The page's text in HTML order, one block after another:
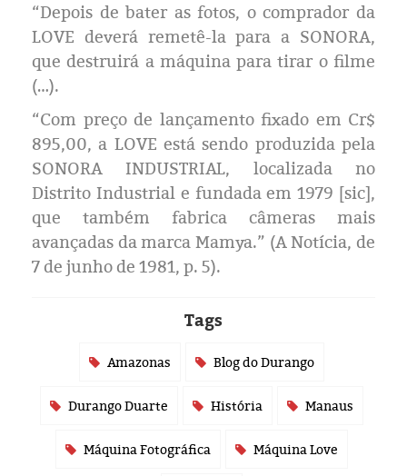
“Depois de bater as fotos, o comprador da
LOVE deverá remetê-la para a SONORA,
que destruirá a máquina para tirar o filme
(…).
“Com preço de lançamento fixado em Cr$
895,00, a LOVE está sendo produzida pela
SONORA INDUSTRIAL, localizada no
Distrito Industrial e fundada em 1979 [sic],
que também fabrica câmeras mais
avançadas da marca Mamya.” (A Notícia, de
7 de junho de 1981, p. 5).
Tags
Amazonas Blog do Durango
Durango Duarte História Manaus
Máquina Fotográfica Máquina Love